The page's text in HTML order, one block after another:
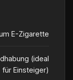
E-Zigarette
(ideal
für Einsteiger)